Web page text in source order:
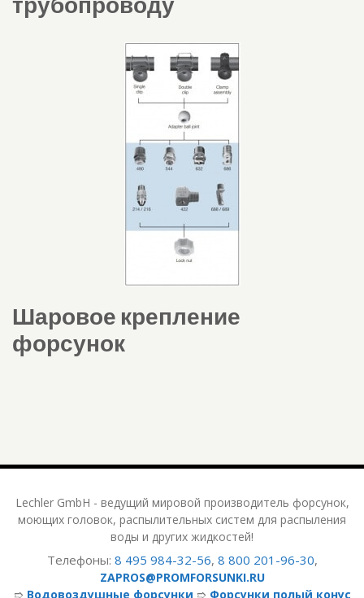
Шаровое крепление
форсунок
Lechler GmbH - ведущий мировой производитель форсунок,
моющих головок, распылительных систем для распыления
воды и других жидкостей!
Телефоны: 8 495 984-32-56, 8 800 201-96-30,
ZAPROS@PROMFORSUNKI.RU
➱ Водовоздушные форсунки ➱ Форсунки полый конус